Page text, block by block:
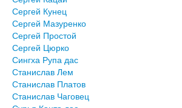
Сергей Кунец
Сергей Мазуренко
Сергей Простой
Сергей Цюрко
Сингха Рупа дас
Станислав Лем
Станислав Платов
Станислав Чаговец